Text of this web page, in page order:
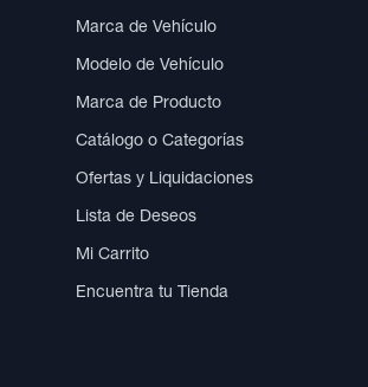
Marca de Vehículo
Modelo de Vehículo
Marca de Producto
Catálogo o Categorías
Ofertas y Liquidaciones
Lista de Deseos
Mi Carrito
Encuentra tu Tienda